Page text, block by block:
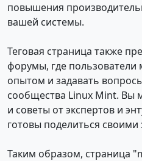
повышения
вашей системы.
Теговая страница также
форумы, где пользователи
опытом и задавать
сообщества Linux Mint.
и советы от экспертов и
готовы поделиться
Таким образом, страница